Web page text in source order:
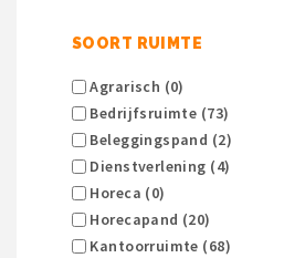
SOORT RUIMTE
Agrarisch (0)
Bedrijfsruimte (73)
Beleggingspand (2)
Dienstverlening (4)
Horeca (0)
Horecapand (20)
Kantoorruimte (68)